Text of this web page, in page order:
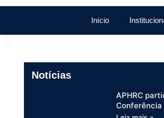
Início
Notícias
APHRC
Conferência